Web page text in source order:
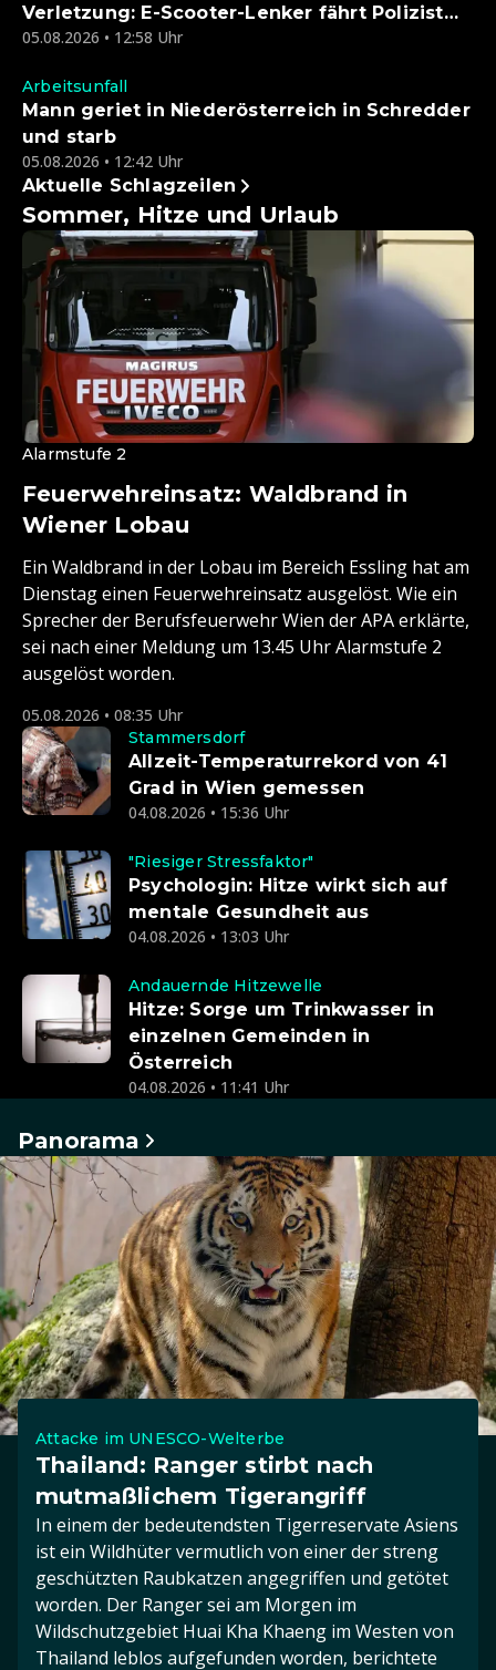
Verletzung: E-Scooter-Lenker fährt Polizist
nieder
05.08.2026 • 12:58 Uhr
Arbeitsunfall
Mann geriet in Niederösterreich in Schredder
und starb
05.08.2026 • 12:42 Uhr
Aktuelle Schlagzeilen
Sommer, Hitze und Urlaub
Alarmstufe 2
Feuerwehreinsatz: Waldbrand in
Wiener Lobau
Ein Waldbrand in der Lobau im Bereich Essling hat am
Dienstag einen Feuerwehreinsatz ausgelöst. Wie ein
Sprecher der Berufsfeuerwehr Wien der APA erklärte,
sei nach einer Meldung um 13.45 Uhr Alarmstufe 2
ausgelöst worden.
05.08.2026 • 08:35 Uhr
Stammersdorf
Allzeit-Temperaturrekord von 41
Grad in Wien gemessen
04.08.2026 • 15:36 Uhr
"Riesiger Stressfaktor"
Psychologin: Hitze wirkt sich auf
mentale Gesundheit aus
04.08.2026 • 13:03 Uhr
Andauernde Hitzewelle
Hitze: Sorge um Trinkwasser in
einzelnen Gemeinden in
Österreich
04.08.2026 • 11:41 Uhr
Panorama
Attacke im UNESCO-Welterbe
Thailand: Ranger stirbt nach
mutmaßlichem Tigerangriff
In einem der bedeutendsten Tigerreservate Asiens
ist ein Wildhüter vermutlich von einer der streng
geschützten Raubkatzen angegriffen und getötet
worden. Der Ranger sei am Morgen im
Wildschutzgebiet Huai Kha Khaeng im Westen von
Thailand leblos aufgefunden worden, berichtete